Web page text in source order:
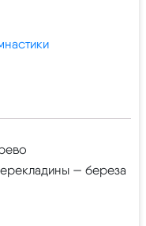
— береза